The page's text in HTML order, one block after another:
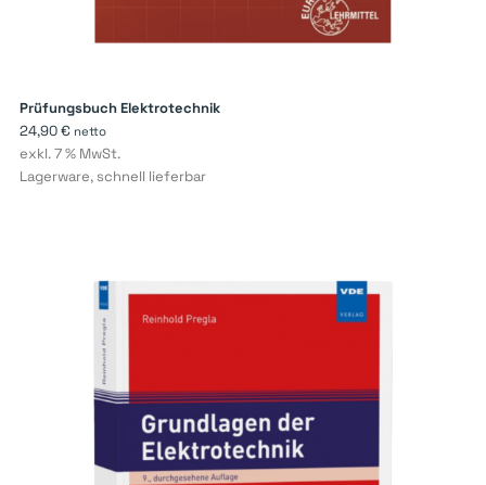
Prüfungsbuch Elektrotechnik
24,90€ netto
exkl. 7 % MwSt.
Lagerware, schnell lieferbar